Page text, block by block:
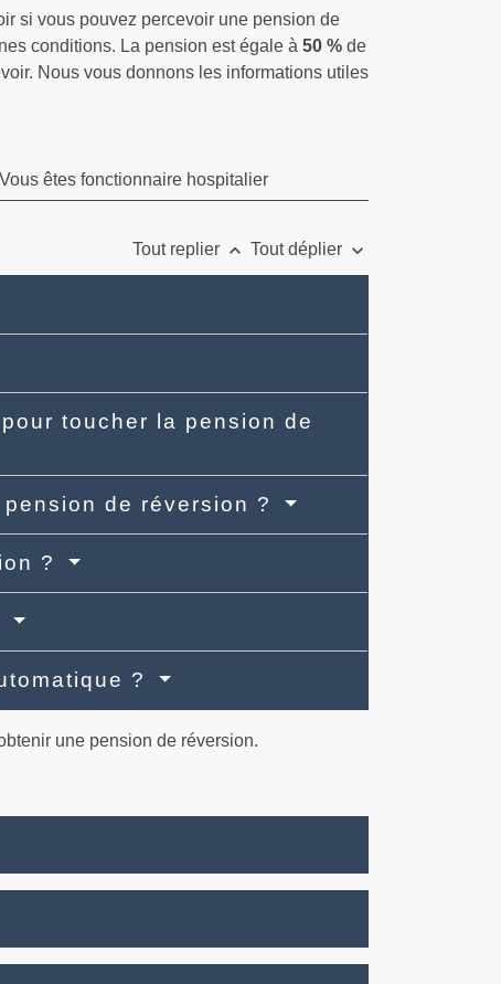
si vous pouvez percevoir une pension de
conditions. La pension est égale à 50 %de
Nous vous donnons les informations utiles
Vous êtes fonctionnaire hospitalier
Tout replier keyboard_arrow_up Tout déplier keyboard_arrow_down
toucher la pension de
de réversion ?
?
?
une pension de réversion.